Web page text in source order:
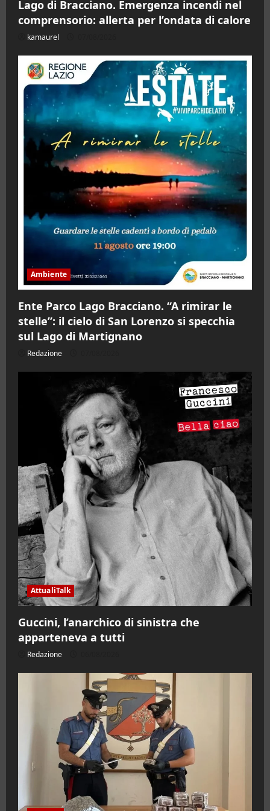
Lago di Bracciano. Emergenza incendi nel
comprensorio: allerta per l’ondata di calore
kamaurel
Ambiente
Ente Parco Lago Bracciano. “A rimirar le
stelle”: il cielo di San Lorenzo si specchia
sul Lago di Martignano
Redazione
AttualiTalk
Guccini, l’anarchico di sinistra che
apparteneva a tutti
Redazione